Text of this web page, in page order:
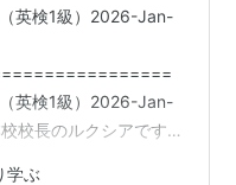
英検1級）2026-Jan-
英検1級）2026-Jan-
校長のルクシアです。
学ぶ